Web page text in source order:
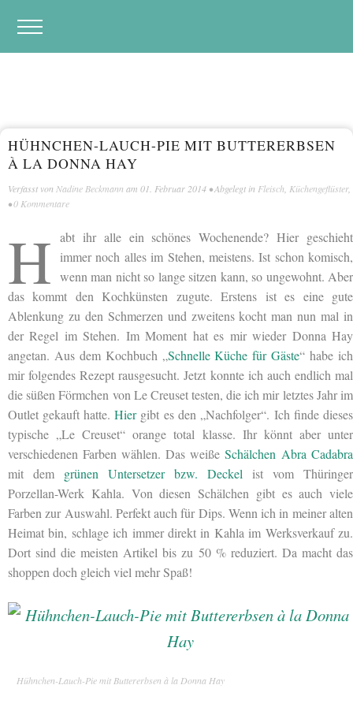
HÜHNCHEN-LAUCH-PIE MIT BUTTERERBSEN
À LA DONNA HAY
Verfasst von Nadine Beckmann am 01. Februar 2014 • Abgelegt in Fleisch Küchengeflüster,
•0 Kommentare
H abt ihr alle ein schönes Wochenende? Hier geschieht
immer noch alles im Stehen, meistens. Ist schon komisch,
wenn man nicht so lange sitzen kann, so ungewohnt. Aber
das kommt den Kochkünsten zugute. Erstens ist es eine gute
Ablenkung zu den Schmerzen und zweitens kocht man nun mal in
der Regel im Stehen. Im Moment hat es mir wieder Donna Hay
angetan. Aus dem Kochbuch „Schnelle Küche für Gäste“ habe ich
mir folgendes Rezept rausgesucht. Jetzt konnte ich auch endlich mal
die süßen Förmchen von Le Creuset testen, die ich mir letztes Jahr im
Outlet gekauft hatte.Hiergibt es den „Nachfolger“. Ich finde dieses
typische „Le Creuset“ orange total klasse. Ihr könnt aber unter
verschiedenen Farben wählen. Das weiße Schälchen Abra Cadabra
mit dem grünen Untersetzer bzw. Deckel ist vom Thüringer
Porzellan-Werk Kahla. Von diesen Schälchen gibt es auch viele
Farben zur Auswahl. Perfekt auch für Dips. Wenn ich in meiner alten
Heimat bin, schlage ich immer direkt in Kahla im Werksverkauf zu.
Dort sind die meisten Artikel bis zu 50 % reduziert. Da macht das
shoppen doch gleich viel mehr Spaß!
Hühnchen-Lauch-Pie mit Buttererbsen à la Donna Hay